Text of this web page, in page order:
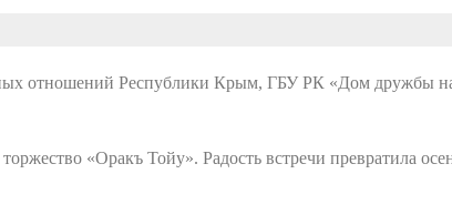
отношений Республики Крым, ГБУ РК «Дом дружбы
«Оракъ Тойу». Радость встречи превратила